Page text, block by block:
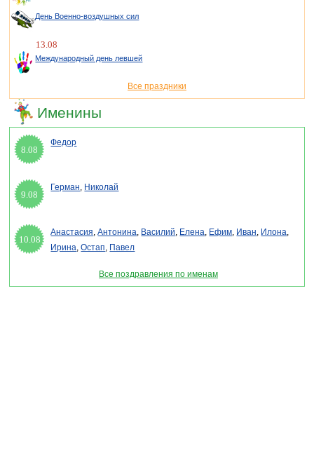
День Военно-воздушных сил
13.08
Международный день левшей
Все праздники
Именины
8.08
Федор
9.08
Герман, Николай
10.08
Анастасия,Антонина, Василий, Елена, Ефим, Иван, Илона,
Ирина,Остап, Павел
Все поздравления по именам